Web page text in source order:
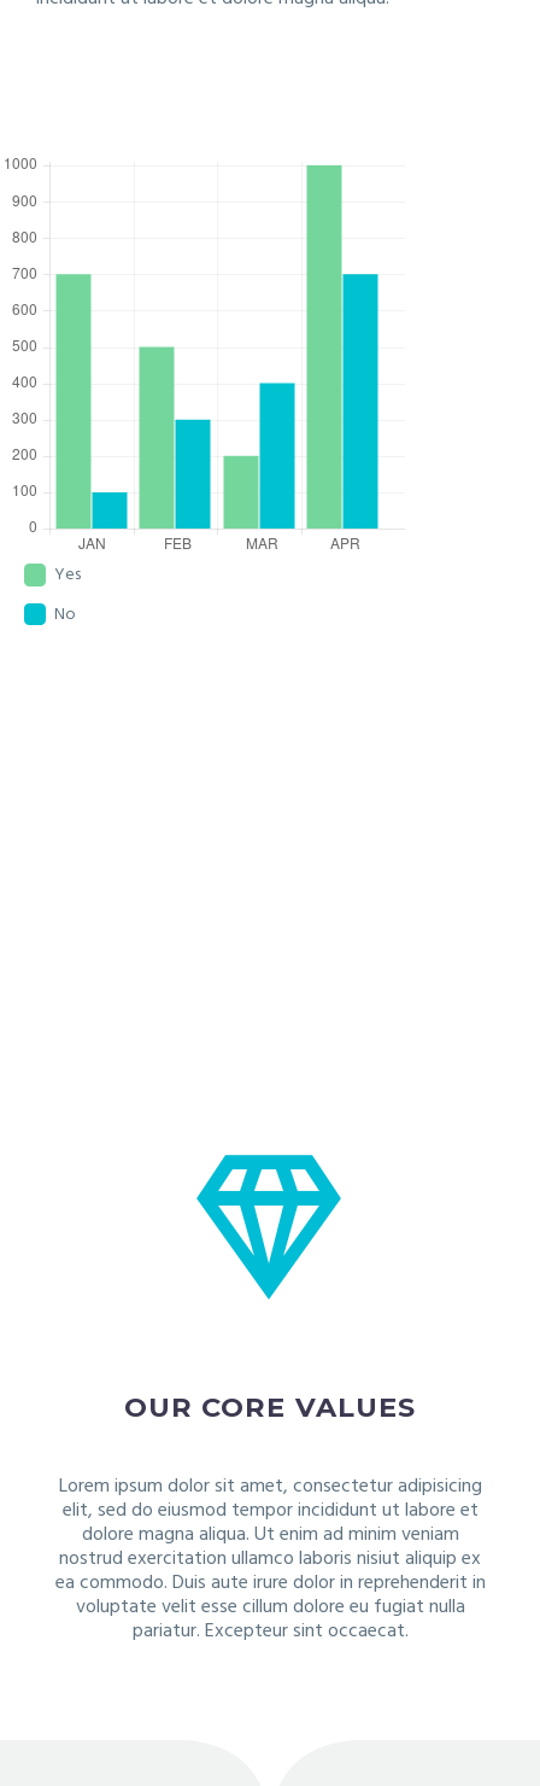
Yes
No


OUR CORE VALUES
Lorem ipsum dolor sit amet, consectetur adipisicing
elit, sed do eiusmod tempor incididunt ut labore et
dolore magna aliqua. Ut enim ad minim veniam
nostrud exercitation ullamco laboris nisiut aliquip ex
ea commodo. Duis aute irure dolor in reprehenderit in
voluptate velit esse cillum dolore eu fugiat nulla
pariatur. Excepteur sint occaecat.